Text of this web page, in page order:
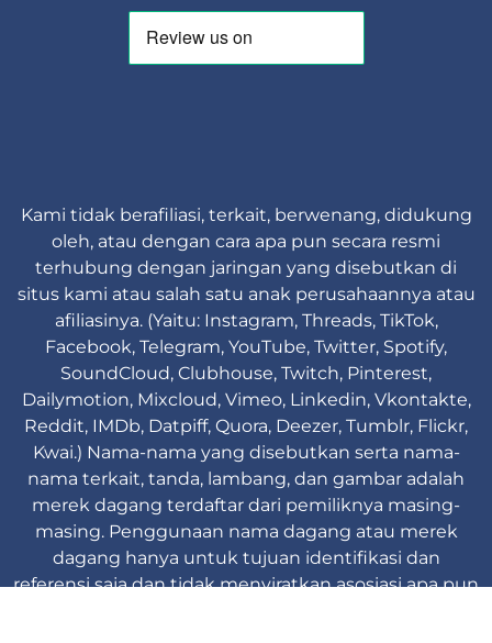
Kami tidak berafiliasi, terkait, berwenang, didukung
oleh, atau dengan cara apa pun secara resmi
terhubung dengan jaringan yang disebutkan di
situs kami atau salah satu anak perusahaannya atau
afiliasinya. (Yaitu: Instagram, Threads, TikTok,
Facebook, Telegram, YouTube, Twitter, Spotify,
SoundCloud, Clubhouse, Twitch, Pinterest,
Dailymotion, Mixcloud, Vimeo, Linkedin, Vkontakte,
Reddit, IMDb, Datpiff, Quora, Deezer, Tumblr, Flickr,
Kwai.) Nama-nama yang disebutkan serta nama-
nama terkait, tanda, lambang, dan gambar adalah
merek dagang terdaftar dari pemiliknya masing-
masing. Penggunaan nama dagang atau merek
dagang hanya untuk tujuan identifikasi dan
referensi saja dan tidak menyiratkan asosiasi apa pun